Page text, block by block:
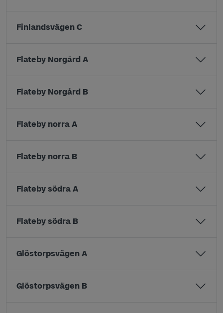
Finlandsvägen C
Flateby Norgård A
Flateby Norgård B
Flateby norra A
Flateby norra B
Flateby södra A
Flateby södra B
Glöstorpsvägen A
Glöstorpsvägen B